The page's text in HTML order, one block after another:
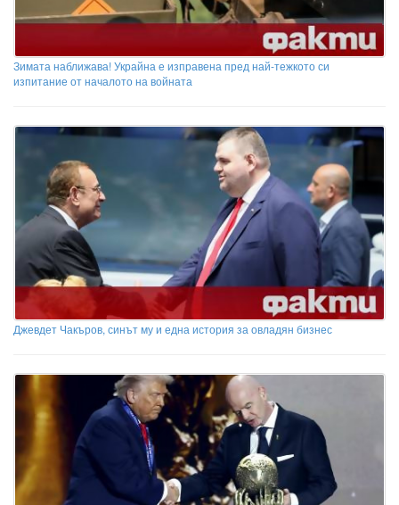
Зимата наближава! Украйна е изправена пред най-тежкото си
изпитание от началото на войната
Джевдет Чакъров, синът му и една история за овладян бизнес